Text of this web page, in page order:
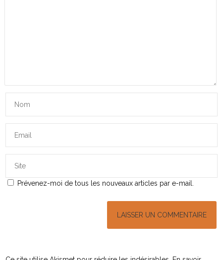
Prévenez-moi de tous les nouveaux articles par e-mail.